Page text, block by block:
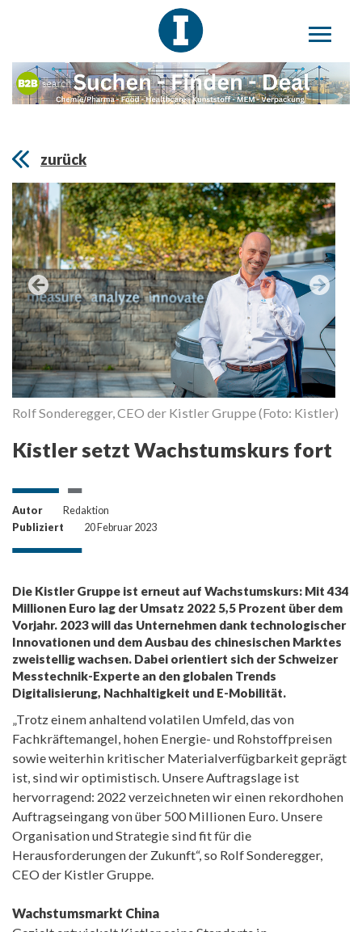
zurück
Rolf Sonderegger, CEO der Kistler Gruppe (Foto: Kistler)
Kistler setzt Wachstumskurs fort
Autor
Redaktion
Publiziert
20 Februar 2023
Die Kistler Gruppe ist erneut auf Wachstumskurs: Mit 434
Millionen Euro lag der Umsatz 2022 5,5 Prozent über dem
Vorjahr. 2023 will das Unternehmen dank technologischer
Innovationen und dem Ausbau des chinesischen Marktes
zweistellig wachsen. Dabei orientiert sich der Schweizer
Messtechnik-Experte an den globalen Trends
Digitalisierung, Nachhaltigkeit und E-Mobilität.
„Trotz einem anhaltend volatilen Umfeld, das von
Fachkräftemangel, hohen Energie- und Rohstoffpreisen
sowie weiterhin kritischer Materialverfügbarkeit geprägt
ist, sind wir optimistisch. Unsere Auftragslage ist
hervorragend: 2022 verzeichneten wir einen rekordhohen
Auftragseingang von über 500 Millionen Euro. Unsere
Organisation und Strategie sind fit für die
Herausforderungen der Zukunft“, so Rolf Sonderegger,
CEO der Kistler Gruppe.
Wachstumsmarkt China